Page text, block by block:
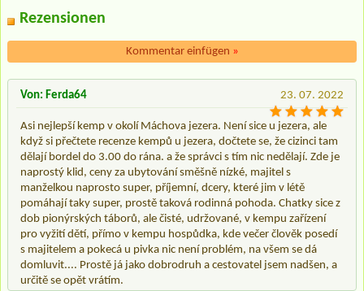
Rezensionen
Kommentar einfügen »
23. 07. 2022
Von: Ferda64
Asi nejlepší kemp v okolí Máchova jezera. Není sice u jezera, ale
když si přečtete recenze kempů u jezera, dočtete se, že cizinci tam
dělají bordel do 3.00 do rána. a že správci s tím nic nedělají. Zde je
naprostý klid, ceny za ubytování směšně nízké, majitel s
manželkou naprosto super, příjemní, dcery, které jim v létě
pomáhají taky super, prostě taková rodinná pohoda. Chatky sice z
dob pionýrských táborů, ale čisté, udržované, v kempu zařízení
pro vyžití dětí, přímo v kempu hospůdka, kde večer člověk posedí
s majitelem a pokecá u pivka nic není problém, na všem se dá
domluvit.... Prostě já jako dobrodruh a cestovatel jsem nadšen, a
určitě se opět vrátím.